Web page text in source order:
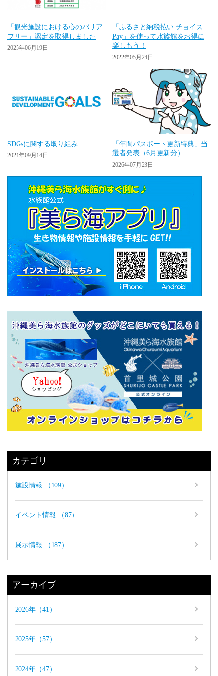
「観光施設における心のバリア
フリー」認定を取得しました
2025年06月19日
「ふるさと納税払い チョイス
Pay」を使って水族館をお得に
楽しもう！
2022年05月24日
SDGsに関する取り組み
2021年09月14日
「年間パスポート更新特典」当
選者発表（6月更新分）
2026年07月23日
カテゴリ
施設情報 （109）
イベント情報 （87）
展示情報 （187）
アーカイブ
2026年（41）
2025年（57）
2024年（47）